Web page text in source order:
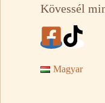
Kövessél
Magyar